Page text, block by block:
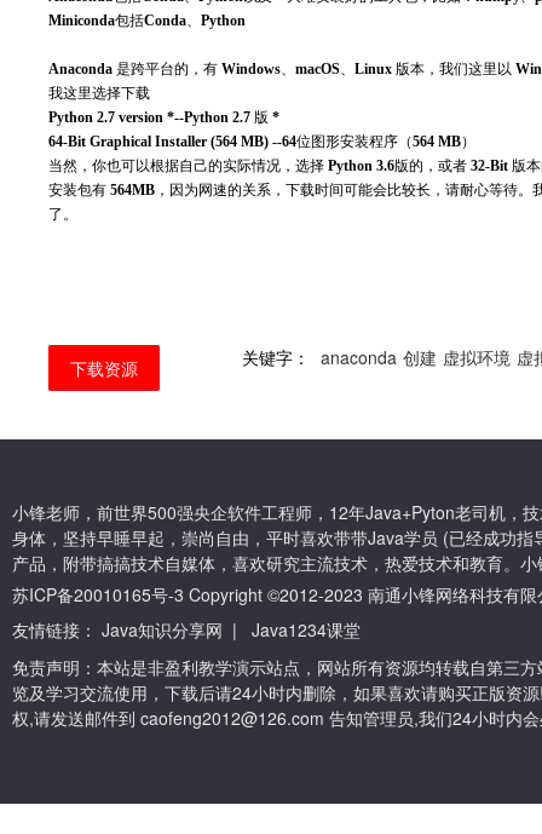
Miniconda包括Conda、 Python
Anaconda 是跨平台的，有 Windows、 macOS、 Linux 版本，我们这⾥以
我这⾥选择下载
Python 2.7 version *--Python 2.7 版 *
64-Bit Graphical Installer (564 MB) --64位图形安装程序（564 MB）
当然，你也可以根据⾃⼰的实际情况，选择 Python 3.6版的，或者 32-Bit 版
安装包有 564MB ，因为⽹速的关系，下载时间可能会⽐较长，请耐⼼等待。
了。
下载资源 关键字： anaconda 创建 虚拟环境 虚
小锋老师，前世界500强央企软件工程师，12年Java+Pyton老司机，
身体，坚持早睡早起，崇尚自由，平时喜欢带带Java学员 (已经成功
产品，附带搞搞技术自媒体，喜欢研究主流技术，热爱技术和教育。
苏ICP备20010165号-3 Copyright ©2012-2023 南通小锋网络科技有限
友情链接： Java知识分享网 |
Java1234课堂
免责声明：本站是非盈利教学演示站点，网站所有资源均转载自第三
览及学习交流使用，下载后请24小时内删除，如果喜欢请购买正版资
权,请发送邮件到 caofeng2012@126.com 告知管理员,我们24小时内